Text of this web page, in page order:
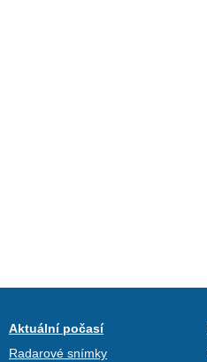
Aktuální počasí
Radarové snímky